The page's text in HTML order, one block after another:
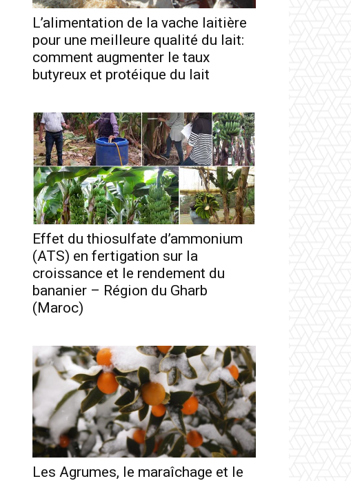
L’alimentation de la vache laitière
pour une meilleure qualité du lait:
comment augmenter le taux
butyreux et protéique du lait
Effet du thiosulfate d’ammonium
(ATS) en fertigation sur la
croissance et le rendement du
bananier – Région du Gharb
(Maroc)
Les Agrumes, le maraîchage et le